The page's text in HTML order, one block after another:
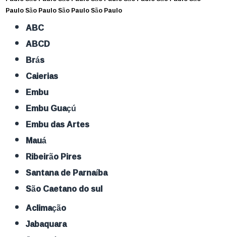
PauloSão PauloSão PauloSão Paulo
ABC
ABCD
Brás
Caierias
Embu
Embu Guaçú
Embu das Artes
Mauá
Ribeirão Pires
Santana de Parnaíba
São Caetano do sul
Aclimação
Jabaquara